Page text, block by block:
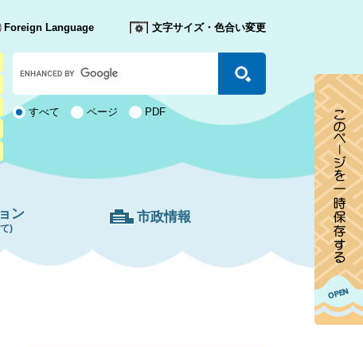
Foreign Language 文字サイズ・色合い変更
カ
ス
タ
ム
検 すべて ページ PDF
ン
)
市政情報